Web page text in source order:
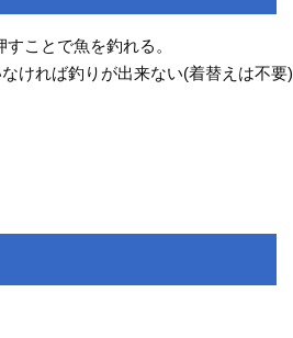
ことで魚を釣れる。
ければ釣りが出来ない(着替えは不要)